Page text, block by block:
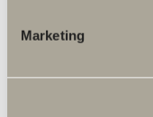
Marketing
Produktbeskrivelse